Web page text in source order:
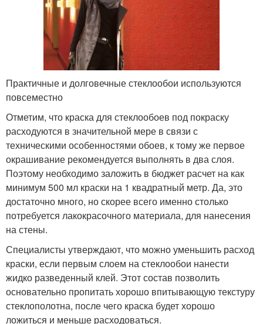
Практичные и долговечные стеклообои используются
повсеместно
Отметим, что краска для стеклообоев под покраску
расходуются в значительной мере в связи с
техническими особенностями обоев, к тому же первое
окрашивание рекомендуется выполнять в два слоя.
Поэтому необходимо заложить в бюджет расчет на как
минимум 500 мл краски на 1 квадратный метр. Да, это
достаточно много, но скорее всего именно столько
потребуется лакокрасочного материала, для нанесения
на стены.
Специалисты утверждают, что можно уменьшить расход
краски, если первым слоем на стеклообои нанести
жидко разведенный клей. Этот состав позволить
основательно пропитать хорошо впитывающую текстуру
стеклополотна, после чего краска будет хорошо
ложиться и меньше расходоваться.